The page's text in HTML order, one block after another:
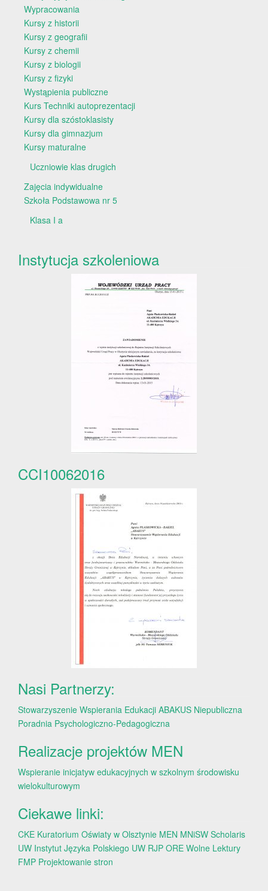
Wypracowania
Kursy z historii
Kursy z geografii
Kursy z chemii
Kursy z biologii
Kursy z fizyki
Wystąpienia publiczne
Kurs Techniki autoprezentacji
Kursy dla szóstoklasisty
Kursy dla gimnazjum
Kursy maturalne
Uczniowie klas drugich
Zajęcia indywidualne
Szkoła Podstawowa nr 5
Klasa I a
Instytucja szkoleniowa
CCI10062016
Nasi Partnerzy:
Stowarzyszenie Wspierania Edukacji ABAKUS Niepubliczna
Poradnia Psychologiczno-Pedagogiczna
Realizacje projektów MEN
Wspieranie inicjatyw edukacyjnych w szkolnym środowisku
wielokulturowym
Ciekawe linki:
CKE Kuratorium Oświaty w Olsztynie MEN MNiSW Scholaris
UW Instytut Języka Polskiego UW RJP ORE Wolne Lektury
FMP Projektowanie stron